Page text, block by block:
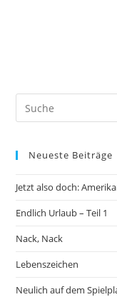
Neueste Beiträge
Jetzt also doch:
Endlich Urlaub – Teil 1
Nack, Nack
Lebenszeichen
Neulich auf dem